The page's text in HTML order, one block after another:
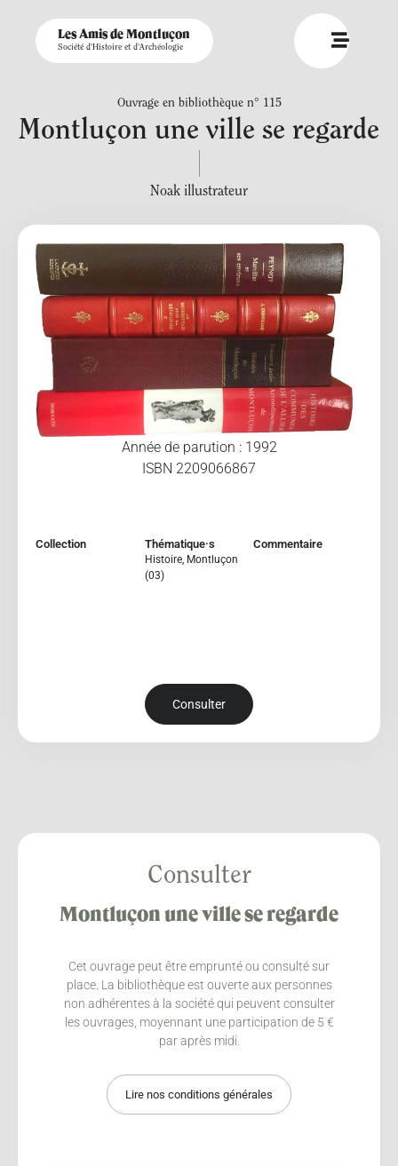
Les Amis de Montluçon
Société d'Histoire et d'Archéologie
Ouvrage en bibliothèque n° 115
Montluçon une ville se regarde
Noak illustrateur
Année de parution : 1992
ISBN 2209066867
Collection Thématique·s
Histoire, Montluçon
(03)
Commentaire
Consulter
Consulter
Montluçon une ville se regarde
Cet ouvrage peut être emprunté ou consulté sur
place. La bibliothèque est ouverte aux personnes
non adhérentes à la société qui peuvent consulter
les ouvrages, moyennant une participation de 5 €
par après midi.
Lire nos conditions générales